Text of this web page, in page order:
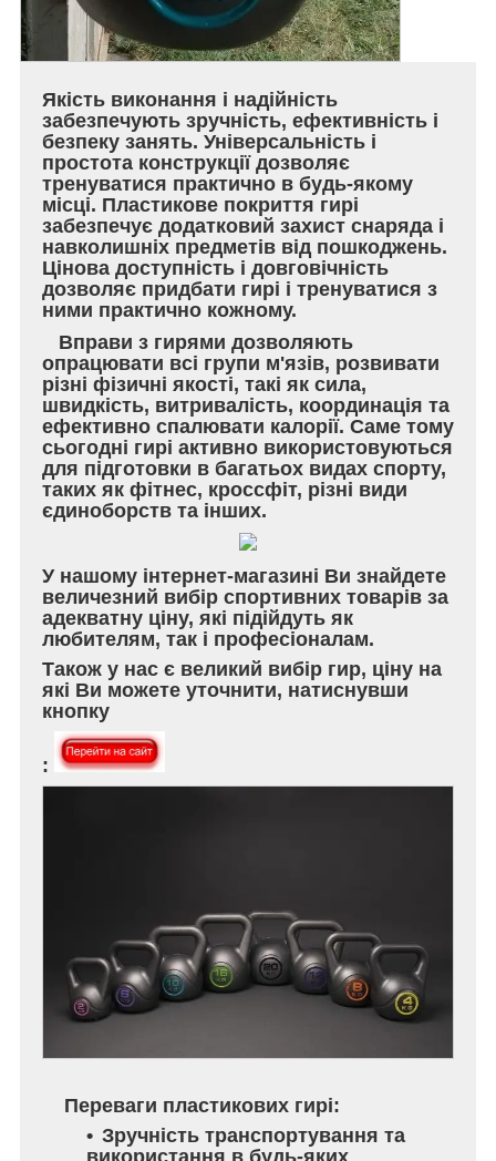
Якість виконання і надійність
забезпечують зручність, ефективність і
безпеку занять. Універсальність і
простота конструкції дозволяє
тренуватися практично в будь-якому
місці. Пластикове покриття гирі
забезпечує додатковий захист снаряда і
навколишніх предметів від пошкоджень.
Цінова доступність і довговічність
дозволяє придбати гирі і тренуватися з
ними практично кожному.
Вправи з гирями дозволяють
опрацювати всі групи м'язів, розвивати
різні фізичні якості, такі як сила,
швидкість, витривалість, координація та
ефективно спалювати калорії. Саме тому
сьогодні гирі активно використовуються
для підготовки в багатьох видах спорту,
таких як фітнес, кроссфіт, різні види
єдиноборств та інших.
У нашому інтернет-магазині Ви знайдете
величезний вибір спортивних товарів за
адекватну ціну, які підійдуть як
любителям, так і професіоналам.
Також у нас є великий вибір гир, ціну на
які Ви можете уточнити, натиснувши
кнопку
:
Переваги пластикових гирі:
Зручність транспортування та
використання в будь-яких